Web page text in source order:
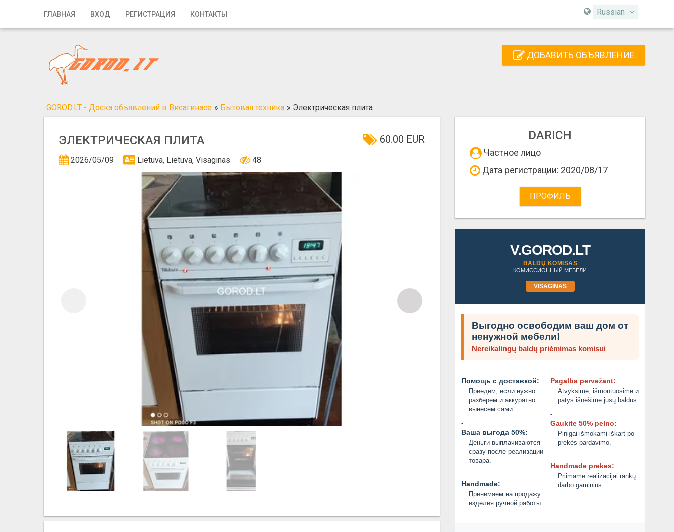
ГЛАВНАЯ ВХОД РЕГИСТРАЦИЯ КОНТАКТЫ Russian
Главная
Регистрация
Добавить объявление
ДОБАВИТЬ ОБЪЯВЛЕНИЕ
GOROD.LT - Доска объявлений в Висагинасе » Бытовая техника » Электрическая плита
ЭЛЕКТРИЧЕСКАЯ ПЛИТА 60.00 EUR
2026/05/09 Lietuva, Lietuva, Visaginas 48
DARICH
Частное лицо
Дата регистрации: 2020/08/17
ПРОФИЛЬ
V.GOROD.LT
BALDŲ KOMISAS
КОМИССИОННЫЙ МЕБЕЛИ
VISAGINAS
Выгодно освободим ваш дом от
ненужной мебели!
Nereikalingų baldų priėmimas komisui
-
Помощь с доставкой:
Приедем, если нужно
разберем и аккуратно
вынесем сами.
-
Ваша выгода 50%:
Деньги выплачиваются
сразу после реализации
товара.
-
Handmade:
Принимаем на продажу
изделия ручной работы.
-
Pagalba pervežant:
Atvyksime, išmontuosime и
patys išnešime jūsų baldus.
-
Gaukite 50% pelno:
Pinigai išmokami iškart po
prekės pardavimo.
-
Handmade prekes:
Priimame realizacijai rankų
darbo gaminius.